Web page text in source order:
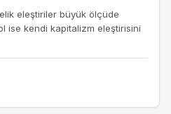
eleştiriler büyük ölçüde
ise kendi kapitalizm eleştirisini